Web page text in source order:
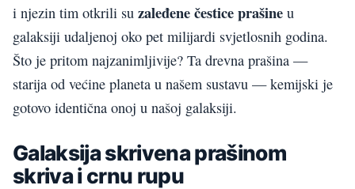
i njezin tim otkrili su zaleđene čestice prašine u
galaksiji udaljenoj oko pet milijardi svjetlosnih godina.
Što je pritom najzanimljivije? Ta drevna prašina —
starija od većine planeta u našem sustavu — kemijski je
gotovo identična onoj u našoj galaksiji.
Galaksija skrivena prašinom
skriva i crnu rupu